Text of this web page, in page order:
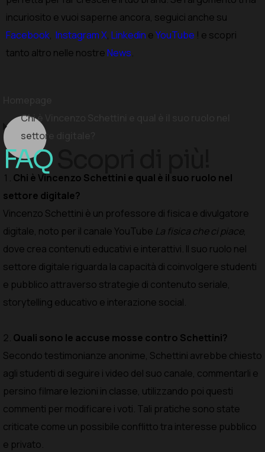
incuriosito e vuoi saperne ancora, seguici anche su
Facebook, InstagramX, Linkedin eYouTube ! e scopri
tanto altro nelle nostreNews.
Chi è Vincenzo Schettini e qual è il suo ruolo nel
settore digitale?
FAQ
Chi è Vincenzo Schettini e qual è il suo ruolo nel
settore digitale?
Vincenzo Schettini è un professore di fisica e divulgatore
digitale, noto per il canale YouTube La fisica che ci piace,
dove crea contenuti educativi e interattivi. Il suo ruolo nel
settore digitale riguarda la capacità di coinvolgere studenti
e pubblico attraverso strategie di contenuto seriale,
storytelling educativo e interazione social.
Quali sono le accuse mosse contro Schettini?
Secondo testimonianze anonime, Schettini avrebbe chiesto
agli studenti di seguire i video del suo canale, commentarli e
persino filmare lezioni in classe, utilizzando poi questi
commenti per modificare i voti. Tali pratiche sono state
criticate come un possibile conflitto tra interesse pubblico
e privato.